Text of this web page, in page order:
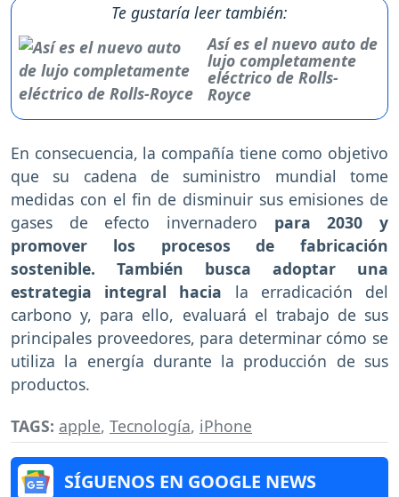
Te gustaría leer también:
Así es el nuevo auto de
lujo completamente
eléctrico de Rolls-
Royce
En consecuencia, la compañía tiene como objetivo
que su cadena de suministro mundial tome
medidas con el fin de disminuir sus emisiones de
gases de efecto invernadero para 2030 y
promover los procesos de fabricación
sostenible. También busca adoptar una
estrategia integral hacia la erradicación del
carbono y, para ello, evaluará el trabajo de sus
principales proveedores, para determinar cómo se
utiliza la energía durante la producción de sus
productos.
TAGS: apple, Tecnología, iPhone
SÍGUENOS EN GOOGLE NEWS